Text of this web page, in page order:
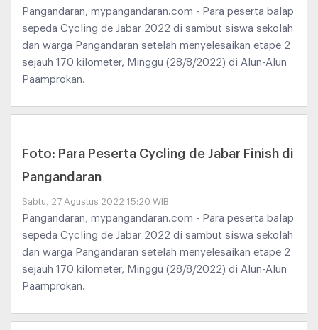
Pangandaran, mypangandaran.com - Para peserta balap
sepeda Cycling de Jabar 2022 di sambut siswa sekolah
dan warga Pangandaran setelah menyelesaikan etape 2
sejauh 170 kilometer, Minggu (28/8/2022) di Alun-Alun
Paamprokan.
Foto: Para Peserta Cycling de Jabar Finish di
Pangandaran
Sabtu, 27 Agustus 2022 15:20 WIB
Pangandaran, mypangandaran.com - Para peserta balap
sepeda Cycling de Jabar 2022 di sambut siswa sekolah
dan warga Pangandaran setelah menyelesaikan etape 2
sejauh 170 kilometer, Minggu (28/8/2022) di Alun-Alun
Paamprokan.